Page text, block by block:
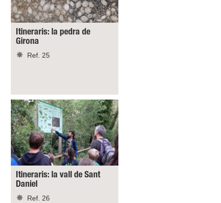
Itineraris: la pedra de
Girona
Ref. 25
Itineraris: la vall de Sant
Daniel
Ref. 26